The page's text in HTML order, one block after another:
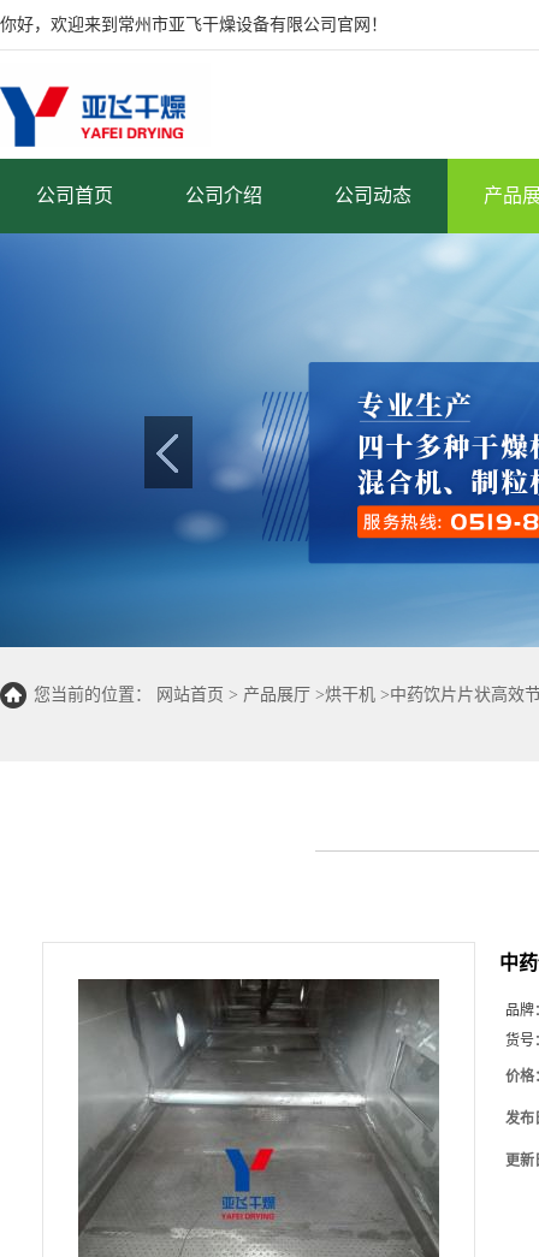
你好，欢迎来到常州市亚飞干燥设备有限公司官网！
公司首页 公司介绍 公司动态 产品
您当前的位置： 网站首页 > 产品展厅 >烘干机 >中药饮片片状高效
中
品牌
货号
价格
发布
更新